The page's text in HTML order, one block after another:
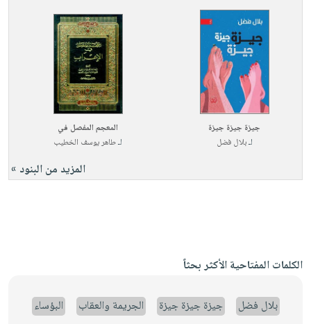
جيزة جيزة جيزة
لـبلال فضل
المعجم المفصل في
لـطاهر يوسف الخطيب
المزيد من البنود »
الكلمات المفتاحية الأكثر بحثاً
بلال فضل جيزة جيزة جيزة الجريمة والعقاب
البؤساء